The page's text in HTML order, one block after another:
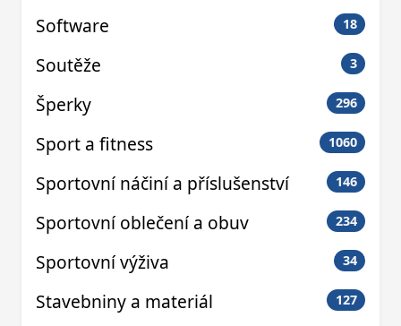
Software 18
Soutěže 3
Šperky 296
Sport a fitness 1060
Sportovní náčiní a příslušenství 146
Sportovní oblečení a obuv 234
Sportovní výživa 34
Stavebniny a materiál 127